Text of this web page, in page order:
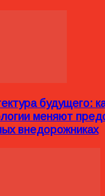
будущего:
меняют
внедорожниках